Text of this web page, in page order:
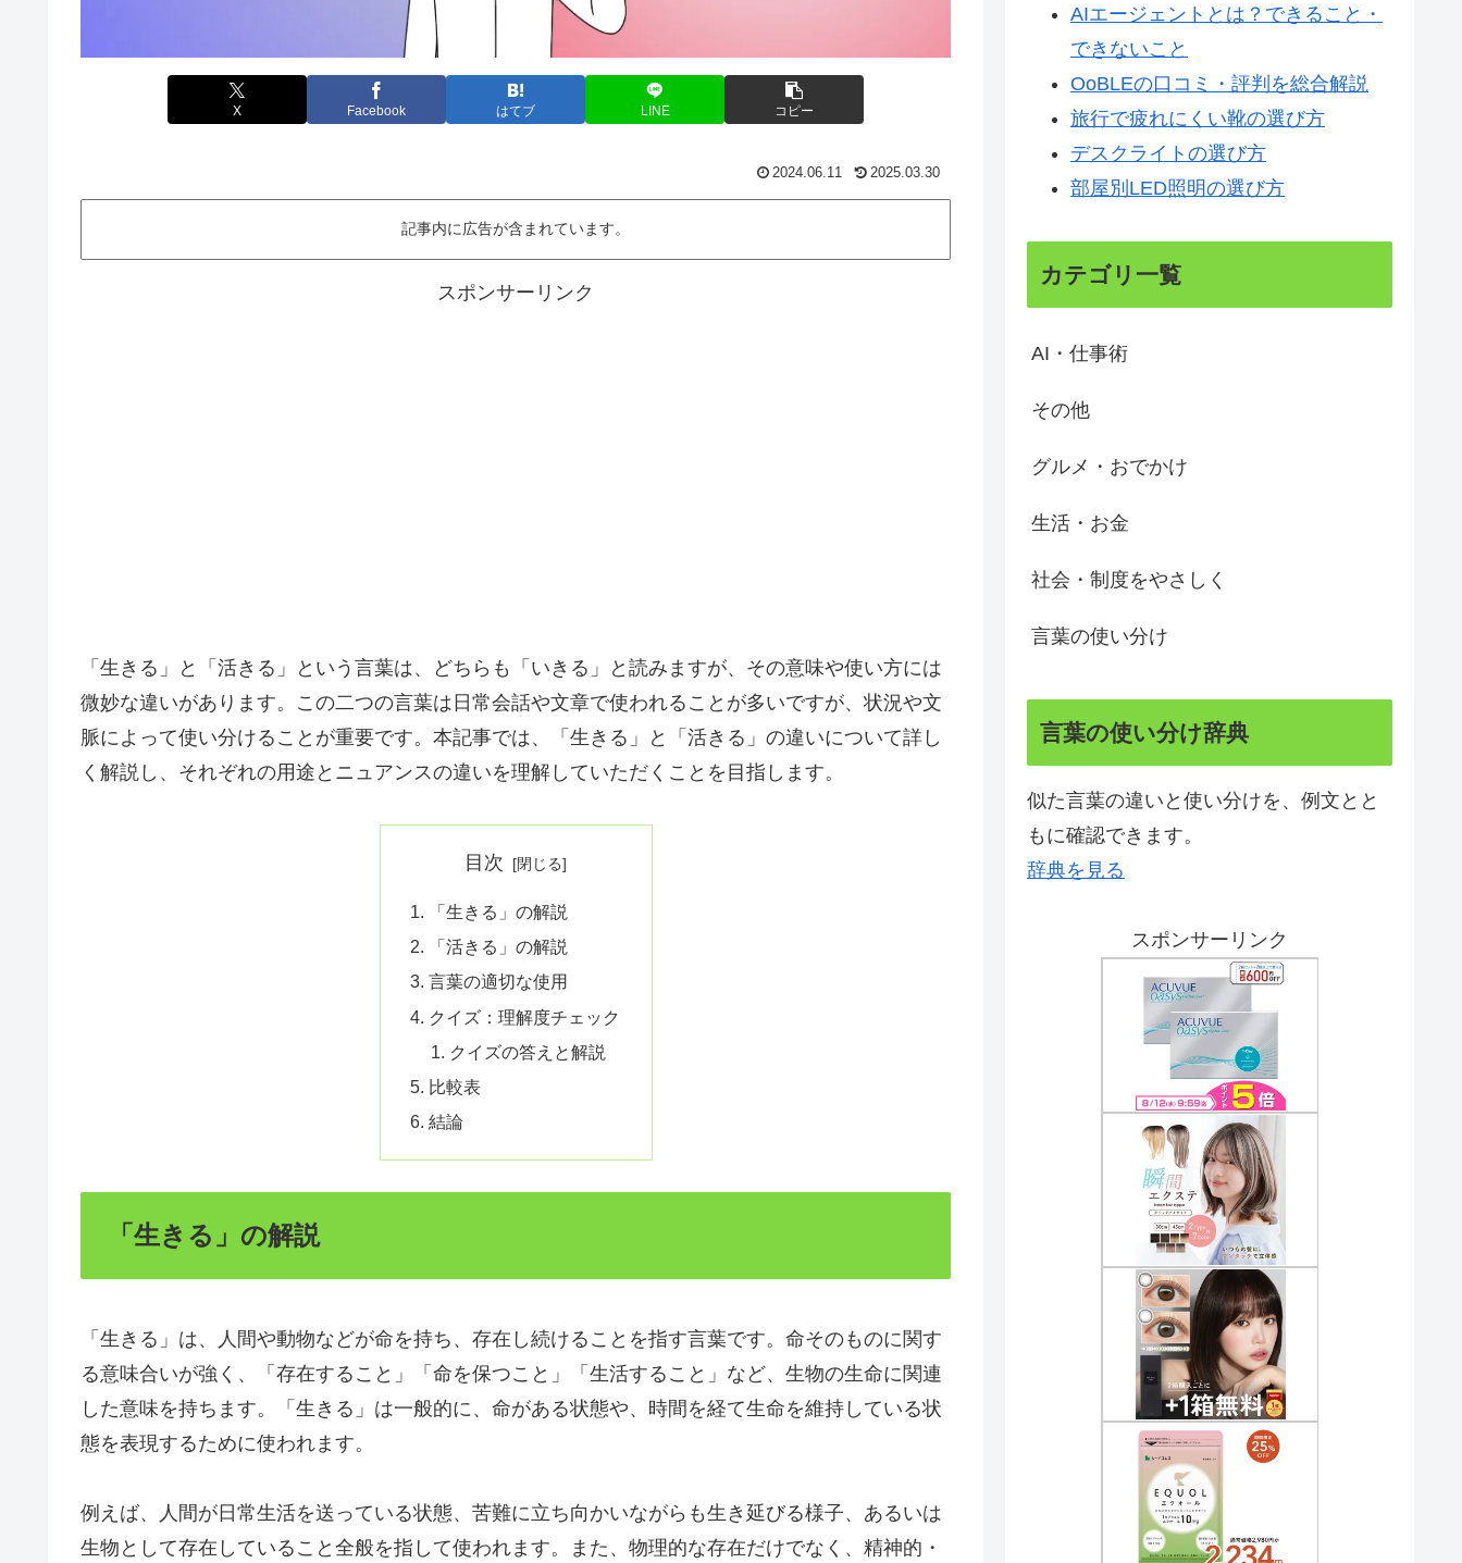
X Facebook はてブ LINE コピー
2024.06.11 2025.03.30
記事内に広告が含まれています。
スポンサーリンク
「生きる」と「活きる」という言葉は、どちらも「いきる」と読みますが、その意味や使い方には
微妙な違いがあります。この二つの言葉は日常会話や文章で使われることが多いですが、状況や文
脈によって使い分けることが重要です。本記事では、「生きる」と「活きる」の違いについて詳し
く解説し、それぞれの用途とニュアンスの違いを理解していただくことを目指します。
目次
「生きる」の解説
「活きる」の解説
言葉の適切な使用
クイズ：理解度チェック
クイズの答えと解説
比較表
結論
「生きる」の解説
「生きる」は、人間や動物などが命を持ち、存在し続けることを指す言葉です。命そのものに関す
る意味合いが強く、「存在すること」「命を保つこと」「生活すること」など、生物の生命に関連
した意味を持ちます。「生きる」は一般的に、命がある状態や、時間を経て生命を維持している状
態を表現するために使われます。
例えば、人間が日常生活を送っている状態、苦難に立ち向かいながらも生き延びる様子、あるいは
生物として存在していること全般を指して使われます。また、物理的な存在だけでなく、精神的・
AIエージェントとは？できること・
できないこと
OoBLEの口コミ・評判を総合解説
旅行で疲れにくい靴の選び方
デスクライトの選び方
部屋別LED照明の選び方
カテゴリ一覧
AI・仕事術
その他
グルメ・おでかけ
生活・お金
社会・制度をやさしく
言葉の使い分け
言葉の使い分け辞典
似た言葉の違いと使い分けを、例文とと
もに確認できます。
辞典を見る
スポンサーリンク